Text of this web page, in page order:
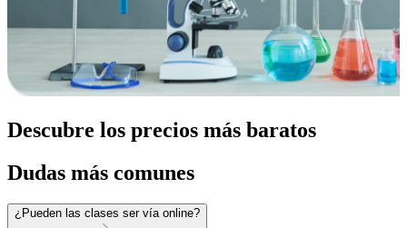
Descubre los precios más baratos
Dudas más comunes
¿Pueden las clases ser vía online?